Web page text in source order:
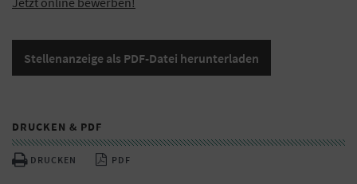
Stellenanzeige als PDF-Datei herunterladen
DRUCKEN & PDF
DRUCKEN PDF